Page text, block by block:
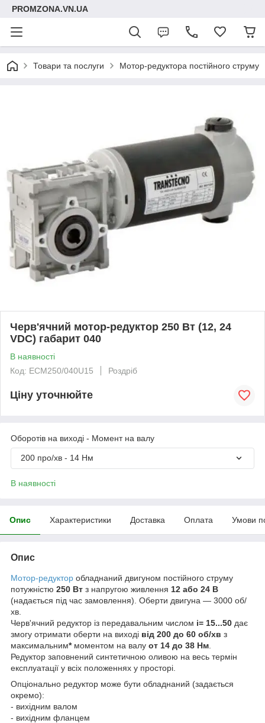
PROMZONA.VN.UA
Товари та послуги Мотор-редуктора постійного струму
Черв'ячний мотор-редуктор 250 Вт (12, 24
VDC) габарит 040
В наявності
Код: ECM250/040U15
Роздріб
Ціну уточнюйте
Оборотів на виході - Момент на валу
200 про/хв - 14 Нм
В наявності
Опис Характеристики Доставка Оплата Умови
Опис
Мотор-редуктор обладнаний двигуном постійного струму
потужністю 250 Вт з напругою живлення 12 або 24 В
(надається під час замовлення). Оберти двигуна — 3000 об/
хв.
Черв'ячний редуктор із передавальним числом i= 15...50 дає
змогу отримати оберти на виході від 200 до 60 об/хв з
максимальним*моментом на валу от 14 до 38 Нм
Редуктор заповнений синтетичною оливою на весь термін
експлуатації у всіх положеннях у просторі.
Опціонально редуктор може бути обладнаний (задається
окремо):
- вихідним валом
- вихідним фланцем